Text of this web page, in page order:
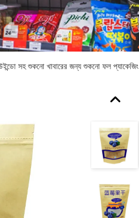
উইন্ডো সহ শুকনো খাবারের জন্য শুকনো ফল প্যাকেজিং